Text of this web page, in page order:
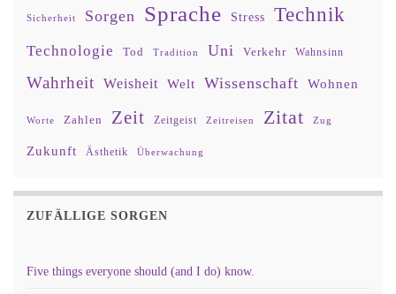
Sicherheit Sorgen Sprache Stress Technik
Technologie Tod Tradition Uni Verkehr Wahnsinn
Wahrheit Weisheit Welt Wissenschaft Wohnen
Worte Zahlen Zeit Zeitgeist Zeitreisen Zitat Zug
Zukunft Ästhetik Überwachung
ZUFÄLLIGE SORGEN
Five things everyone should (and I do) know.